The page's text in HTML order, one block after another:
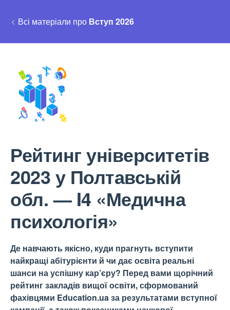
Всі матеріали про Вступ 2026
Рейтинг університетів
2023 у Полтавській
обл. — I4 «Медична
психологія»
Де навчають якісно, куди прагнуть вступити
найкращі абітурієнти й чи дає освіта реальні
шанси на успішну кар’єру? Перед вами щорічний
рейтинг закладів вищої освіти, сформований
фахівцями Education.ua за результатами вступної